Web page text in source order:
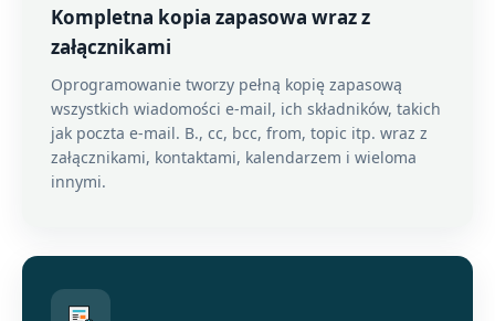
Kompletna kopia zapasowa wraz z
załącznikami
Oprogramowanie tworzy pełną kopię zapasową
wszystkich wiadomości e-mail, ich składników, takich
jak poczta e-mail. B., cc, bcc, from, topic itp. wraz z
załącznikami, kontaktami, kalendarzem i wieloma
innymi.